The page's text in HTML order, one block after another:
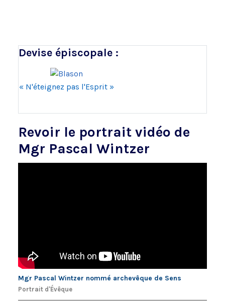
Devise épiscopale :
« N'éteignez pas l'Esprit »
Revoir le portrait vidéo de
Mgr Pascal Wintzer
Mgr Pascal Wintzer nommé archevêque de Sens
Portrait d'Évêque